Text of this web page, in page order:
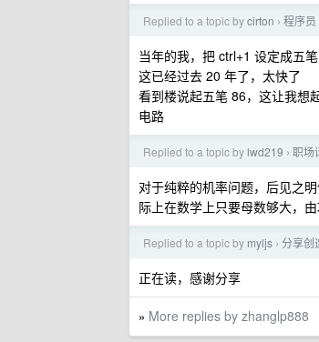
Replied to a topic bycirton › 程序员
当年的我，把 ctrl+1 设定成五
这已经过去 20 年了，太快了
看到楼说起五笔 86，这让我想
电路
Replied to a topic by lwd219 › 职场
对于纯粹的机率问题，后见之
际上在数学上只要母数够大，
Replied to a topic by myljs › 分享创
正在读，感谢分享
» More replies by zhanglp888